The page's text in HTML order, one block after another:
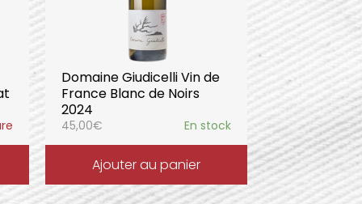
Domaine Giudicelli Vin de
France Blanc de Noirs
2024
45,00€ En stock
Ajouter au panier